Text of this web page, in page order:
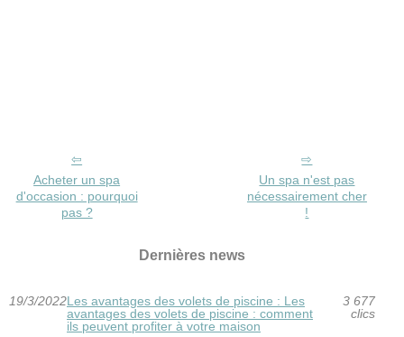
Acheter un spa
d'occasion : pourquoi
pas ?
Un spa n'est pas
nécessairement cher
!
Dernières news
19/3/2022Les avantages des volets de piscine : Les
avantages des volets de piscine : comment
ils peuvent profiter à votre maison
3 677
clics